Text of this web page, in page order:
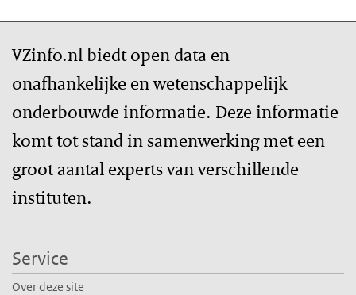
VZinfo.nl biedt open data en
onafhankelijke en wetenschappelijk
onderbouwde informatie. Deze informatie
komt tot stand in samenwerking met een
groot aantal experts van verschillende
instituten.
Service
Over deze site